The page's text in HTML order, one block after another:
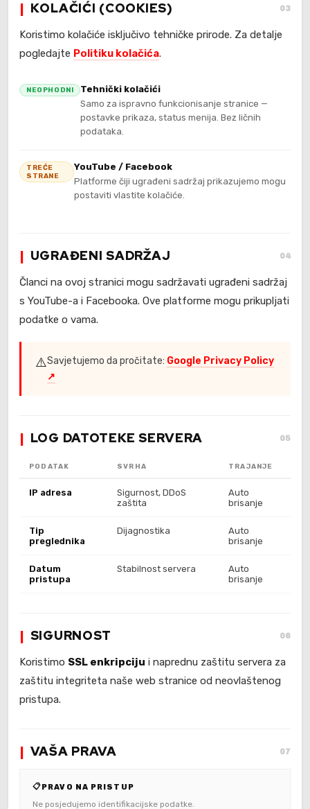
KOLAČIĆI (COOKIES) 03
Koristimo kolačiće isključivo tehničke prirode. Za detalje
pogledajte Politiku kolačića.
NEOPHODNI
Tehnički kolačići
Samo za ispravno funkcionisanje stranice —
postavke prikaza, status menija. Bez ličnih
podataka.
TREĆE
STRANE
YouTube / Facebook
Platforme čiji ugrađeni sadržaj prikazujemo mogu
postaviti vlastite kolačiće.
UGRAĐENI SADRŽAJ 04
Članci na ovoj stranici mogu sadržavati ugrađeni sadržaj
s YouTube-a i Facebooka. Ove platforme mogu prikupljati
podatke o vama.
⚠️Savjetujemo da pročitate: Google Privacy Policy
↗
LOG DATOTEKE SERVERA 05
PODATAK SVRHA TRAJANJE
IP adresa
Sigurnost, DDoS
zaštita
Auto
brisanje
Tip
preglednika
Dijagnostika
Auto
brisanje
Datum
pristupa
Stabilnost servera
Auto
brisanje
SIGURNOST 06
Koristimo SSL enkripciju i naprednu zaštitu servera za
zaštitu integriteta naše web stranice od neovlaštenog
pristupa.
VAŠA PRAVA 07
📋PRAVO NA PRISTUP
Ne posjedujemo identifikacijske podatke.